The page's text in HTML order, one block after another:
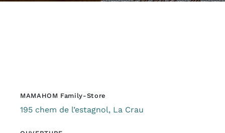
MAMAHOM Family-Store
195 chem de l’estagnol, La Crau